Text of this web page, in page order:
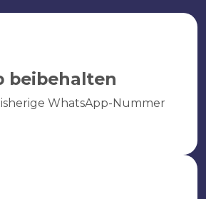
beibehalten
WhatsApp-Nummer